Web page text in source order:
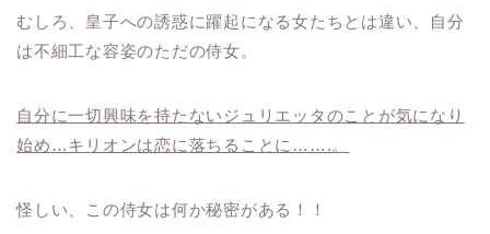
むしろ、皇子への誘惑に躍起になる女たちとは違い、自分
は不細工な容姿のただの侍女。
自分に一切興味を持たないジュリエッタのことが気になり
始め…キリオンは恋に落ちることに…….。
怪しい、この侍女は何か秘密がある！！